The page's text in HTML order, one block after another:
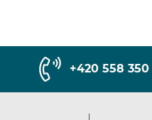
+420 558 350